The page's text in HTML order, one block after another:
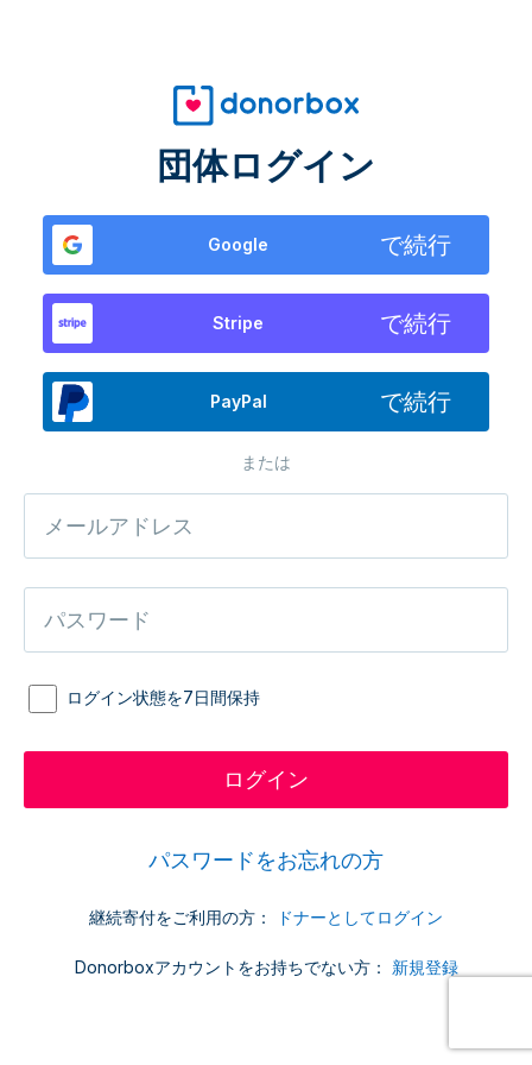
団体ログイン
Google で続行
Stripe で続行
PayPal で続行
または
ログイン状態を7日間保持
パスワードをお忘れの方
継続寄付をご利用の方： ドナーとしてログイン
Donorboxアカウントをお持ちでない方： 新規登録